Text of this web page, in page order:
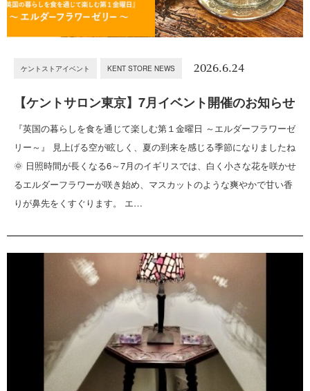
ケントストアイベント KENT STORE NEWS 2026.6.24
【ケントサロン東京】7月イベント開催のお知らせ
『英国の暮らしを食を通じて楽しむ第１金曜日 ～エルダーフラワーゼ
リー～』 見上げる空が眩しく、夏の到来を感じる季節になりましたね
🌞 日照時間が長くなる6～7月のイギリスでは、白く小さな花を咲かせ
るエルダーフラワーが咲き始め、マスカットのような爽やかで甘い香
りが鼻先をくすぐります。 エ…